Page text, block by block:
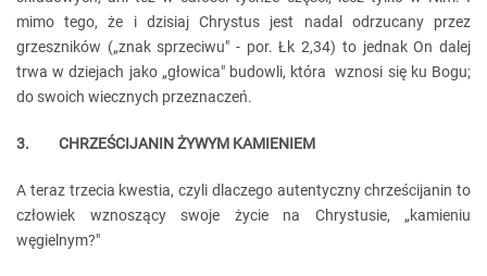
mimo tego, że i dzisiaj Chrystus jest nadal odrzucany przez
grzeszników („znak sprzeciwu" - por. Łk 2,34) to jednak On dalej
trwa w dziejach jako „głowica" budowli, która wznosi się ku Bogu;
do swoich wiecznych przeznaczeń.
3. CHRZEŚCIJANIN ŻYWYM KAMIENIEM
A teraz trzecia kwestia, czyli dlaczego autentyczny chrześcijanin to
człowiek wznoszący swoje życie na Chrystusie, „kamieniu
węgielnym?"